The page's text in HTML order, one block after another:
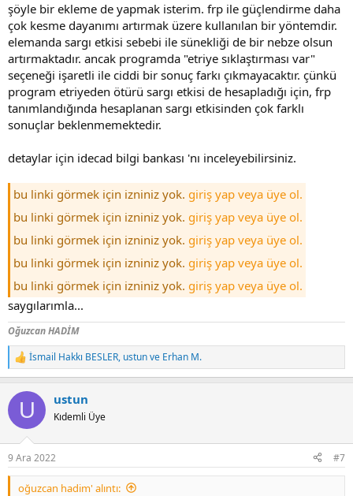
şöyle bir ekleme de yapmak isterim. frp ile güçlendirme daha
çok kesme dayanımı artırmak üzere kullanılan bir yöntemdir.
elemanda sargı etkisi sebebi ile sünekliği de bir nebze olsun
artırmaktadır. ancak programda "etriye sıklaştırması var"
seçeneği işaretli ile ciddi bir sonuç farkı çıkmayacaktır. çünkü
program etriyeden ötürü sargı etkisi de hesapladığı için, frp
tanımlandığında hesaplanan sargı etkisinden çok farklı
sonuçlar beklenmemektedir.
detaylar için idecad bilgi bankası 'nı inceleyebilirsiniz.
bu linki görmek için izniniz yok. giriş yap veya üye ol.
bu linki görmek için izniniz yok. giriş yap veya üye ol.
bu linki görmek için izniniz yok. giriş yap veya üye ol.
bu linki görmek için izniniz yok. giriş yap veya üye ol.
bu linki görmek için izniniz yok. giriş yap veya üye ol.
saygılarımla...
Oğuzcan HADİM
T
e
k
l
İsmail Hakkı BESLER, ustunve Erhan M.
U ustun
Kıdemli Üye
9 Ara 2022 #7
oğuzcan hadi̇m' alıntı: